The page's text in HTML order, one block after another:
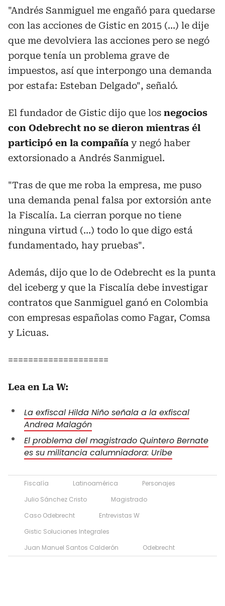
"Andrés Sanmiguel me engañó para quedarse
con las acciones de Gistic en 2015 (...) le dije
que me devolviera las acciones pero se negó
porque tenía un problema grave de
impuestos, así que interpongo una demanda
por estafa: Esteban Delgado", señaló.
El fundador de Gistic dijo que los negocios
con Odebrecht no se dieron mientras él
participó en la compañía y negó haber
extorsionado a Andrés Sanmiguel.
"Tras de que me roba la empresa, me puso
una demanda penal falsa por extorsión ante
la Fiscalía. La cierran porque no tiene
ninguna virtud (...) todo lo que digo está
fundamentado, hay pruebas".
Además, dijo que lo de Odebrecht es la punta
del iceberg y que la Fiscalía debe investigar
contratos que Sanmiguel ganó en Colombia
con empresas españolas como Fagar, Comsa
y Licuas.
====================
Lea en La W:
La exfiscal Hilda Niño señala a la exfiscal
Andrea Malagón
El problema del magistrado Quintero Bernate
es su militancia calumniadora: Uribe
Fiscalía Latinoamérica
Personajes
Julio Sánchez Cristo
Magistrado
Caso Odebrecht
Entrevistas W
Gistic Soluciones Integrales
Juan Manuel Santos Calderón
Odebrecht